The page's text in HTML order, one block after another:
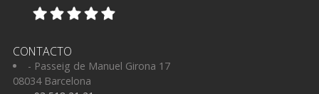
CONTACTO
- Passeig de Manuel Girona 17
08034 Barcelona